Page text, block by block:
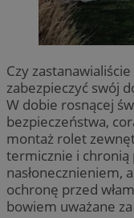
Czy
zabezpieczyć swój
W dobie rosnącej
bezpieczeństwa,
montaż rolet
termicznie i
nasłonecznieniem,
ochronę przed
bowiem uważane